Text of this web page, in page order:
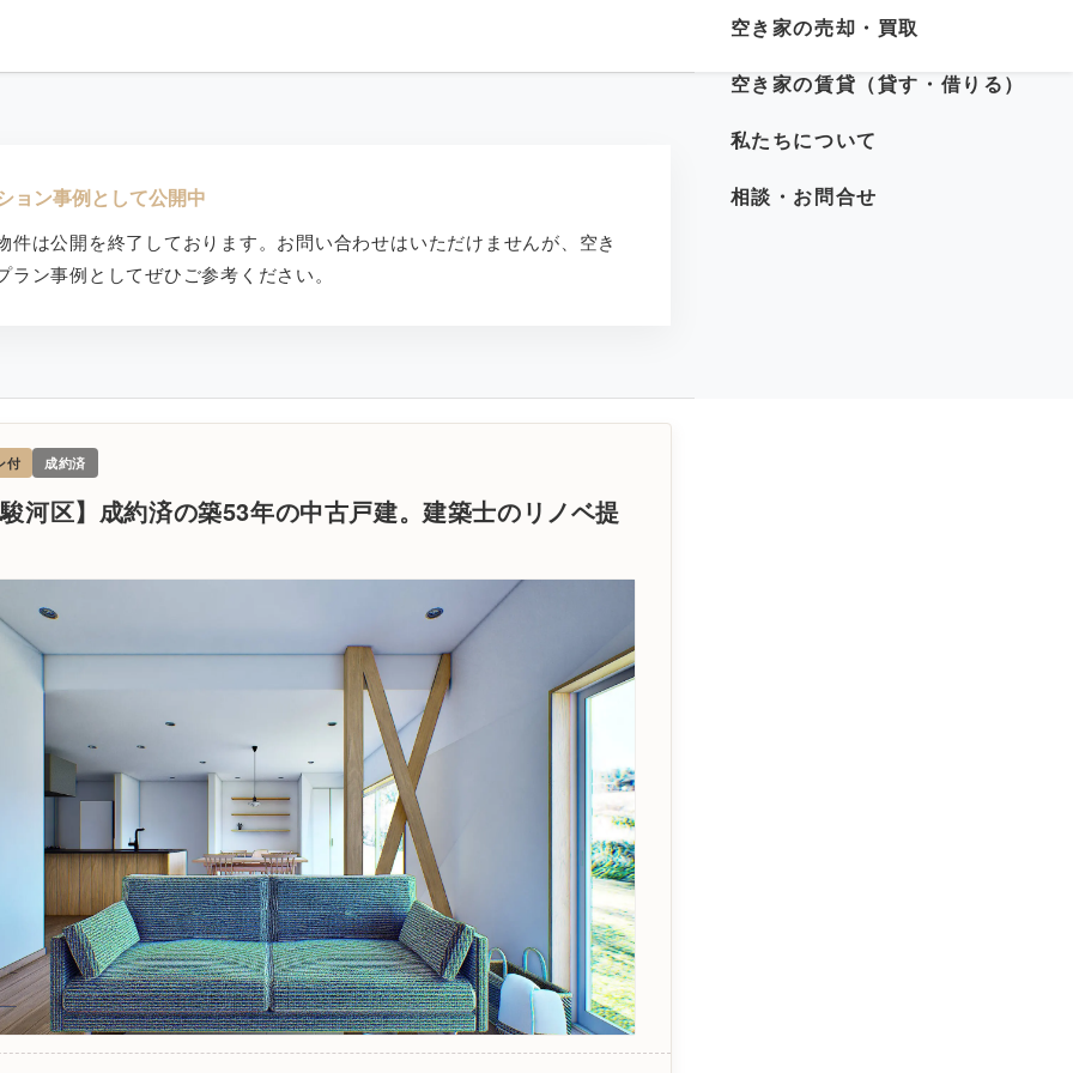
空き家の売却・買取
空き家の賃貸（貸す・借りる）
私たちについて
相談・お問合せ
ョン事例として公開中
件は公開を終了しております。お問い合わせはいただけませんが、空き
ラン事例としてぜひご参考ください。
付 成約済
河区】成約済の築53年の中古戸建。建築士のリノベ提